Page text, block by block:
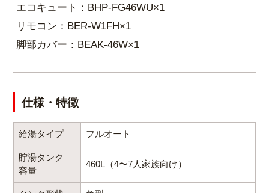
Sクラスの高い耐震性！
エコキュート：BHP-FG46WU×1
リモコン：BER-W1FH×1
脚部カバー：BEAK-46W×1
仕様・特徴
給湯タイプ フルオート
貯湯タンク
容量
460L（4〜7人家族向け）